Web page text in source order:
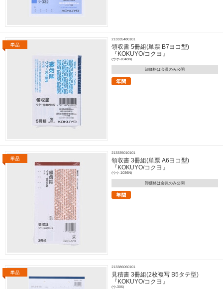
213335480101
領収書 5冊組(単票 B7ヨコ型)
『KOKUYO/コクヨ』
(ウケ-1048N)
卸価格は会員のみ公開
213335010101
領収書 3冊組(単票 A6ヨコ型)
『KOKUYO/コクヨ』
(ウケ-1036N)
卸価格は会員のみ公開
213386060101
見積書 3冊組(2枚複写 B5タテ型)
『KOKUYO/コクヨ』
(ウ-306)